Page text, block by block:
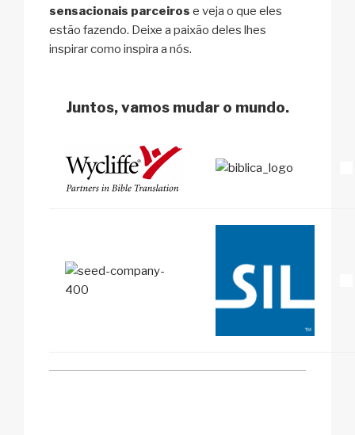
sensacionais parceiros e veja o que eles
estão fazendo. Deixe a paixão deles lhes
inspirar como inspira a nós.
Juntos, vamos mudar o mundo.